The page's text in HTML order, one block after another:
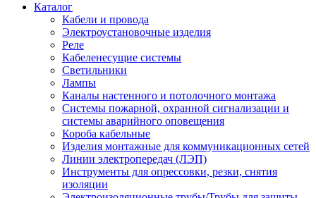
Каталог
Кабели и провода
Электроустановочные изделия
Реле
Кабеленесущие системы
Светильники
Лампы
Каналы настенного и потолочного монтажа
Системы пожарной, охранной сигнализации и
системы аварийного оповещения
Короба кабельные
Изделия монтажные для коммуникационных сетей
Линии электропередач (ЛЭП)
Инструменты для опрессовки, резки, снятия
изоляции